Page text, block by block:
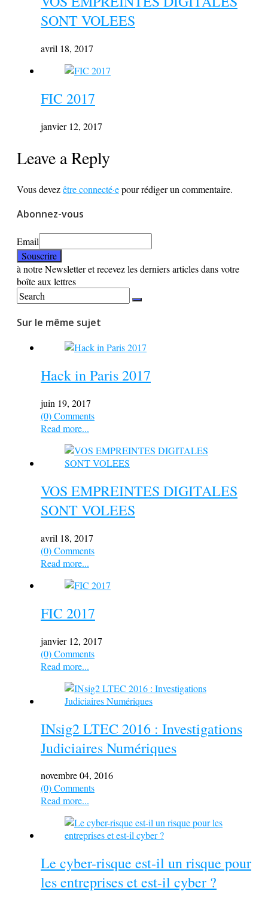
SONT VOLEES
avril 18, 2017
FIC 2017
janvier 12, 2017
Leave a Reply
Vous devezêtre connecté·epour rédiger un commentaire.
Abonnez-vous
Email
à notre Newsletter et recevez les derniers articles dans votre
boîte aux lettres
Sur le même sujet
Hack in Paris 2017
juin 19, 2017
(0) Comments
Read more...
VOS EMPREINTES DIGITALES
SONT VOLEES
avril 18, 2017
(0) Comments
Read more...
FIC 2017
janvier 12, 2017
(0) Comments
Read more...
INsig2 LTEC 2016 : Investigations
Judiciaires Numériques
novembre 04, 2016
(0) Comments
Read more...
Le cyber-risque est-il un risque pour
les entreprises et est-il cyber ?